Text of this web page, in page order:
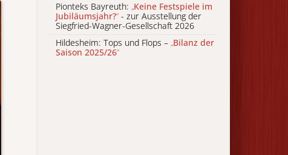
Pionteks Bayreuth: „Keine Festspiele im
Jubiläumsjahr?“ - zur Ausstellung der
Siegfried-Wagner-Gesellschaft 2026
Hildesheim: Tops und Flops – „Bilanz der
Saison 2025/26“